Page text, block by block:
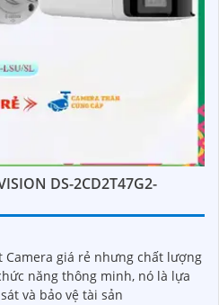
DS-2CD2T47G2-
Camera giá rẻ nhưng chất lượng
và bảo vệ tài sản